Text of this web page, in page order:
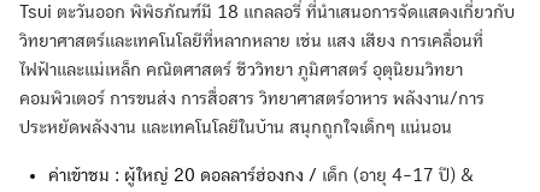
Tsui ตะวันออก พิพิธภัณฑ์มี 18 แกลลอรี่ ที่นำเสนอการจัดแสดงเกี่ยวกับ
วิทยาศาสตร์และเทคโนโลยีที่หลากหลาย เช่น แสง เสียง การเคลื่อนที่
ไฟฟ้าและแม่เหล็ก คณิตศาสตร์ ชีววิทยา ภูมิศาสตร์ อุตุนิยมวิทยา
คอมพิวเตอร์ การขนส่ง การสื่อสาร วิทยาศาสตร์อาหาร พลังงาน/การ
ประหยัดพลังงาน และเทคโนโลยีในบ้าน สนุกถูกใจเด็กๆ แน่นอน
ค่าเข้าชม : ผู้ใหญ่ 20 ดอลลาร์ฮ่องกง / เด็ก (อายุ 4-17 ปี) &